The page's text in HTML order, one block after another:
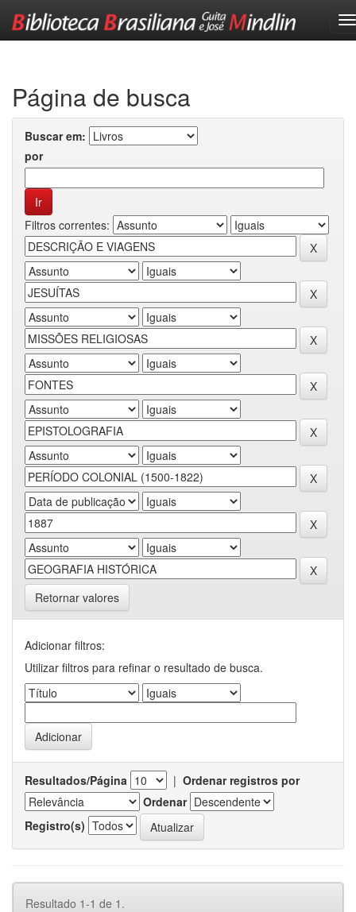
Página de busca
Buscar em:
por
Filtros correntes:
Retornar valores
Adicionar filtros:
Utilizar filtros para refinar o resultado de busca.
Resultados/Página | Ordenar registros por
Ordenar
Registro(s)
Resultado 1-1 de 1.